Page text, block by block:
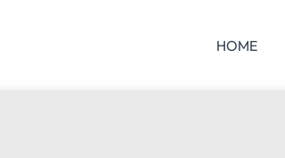
HOME